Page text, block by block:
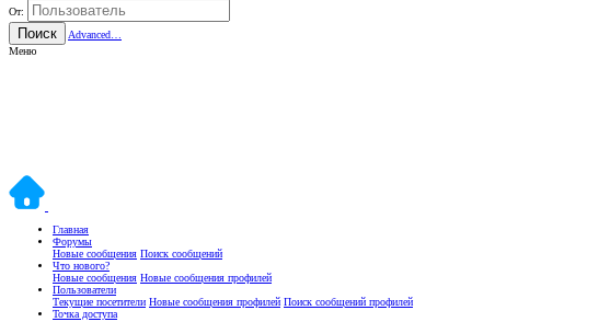
От:
Поиск
Advanced…
Меню
Главная
Форумы
Новые сообщения Поиск сообщений
Что нового?
Новые сообщения Новые сообщения профилей
Пользователи
Текущие посетители Новые сообщения профилей Поиск сообщений профилей
Точка доступа